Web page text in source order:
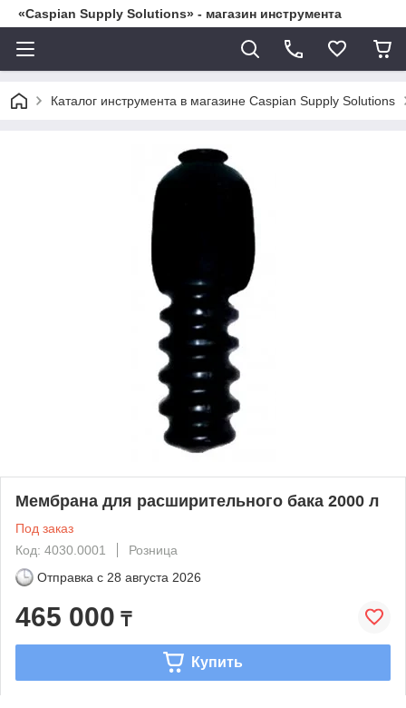
«Caspian Supply Solutions» - магазин инструмента
Каталог инструмента в магазине Caspian Supply Solutions
Мембрана для расширительного бака 2000 л
Под заказ
Код: 4030.0001
Розница
Отправка с 28 августа 2026
465 000 ₸
Купить